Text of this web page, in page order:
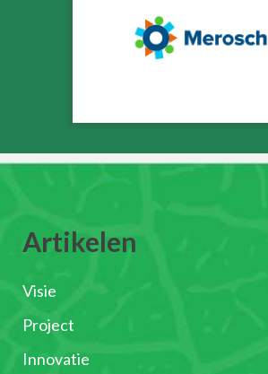
Artikelen
Visie
Project
Innovatie